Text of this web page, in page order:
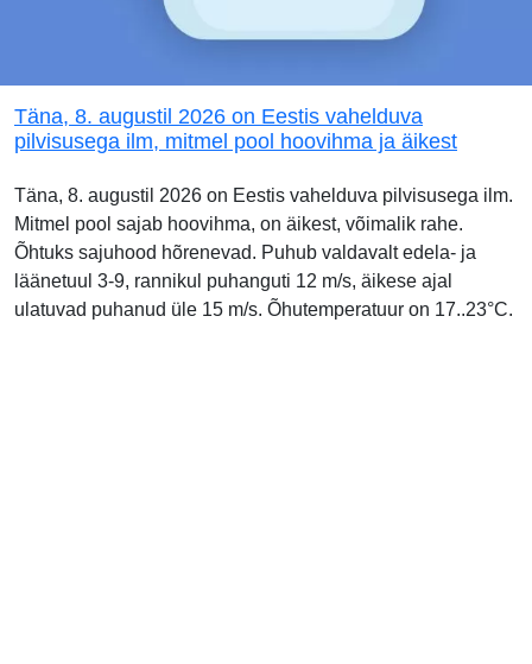
Täna, 8. augustil 2026 on Eestis vahelduva
pilvisusega ilm, mitmel pool hoovihma ja äikest
Täna, 8. augustil 2026 on Eestis vahelduva pilvisusega ilm.
Mitmel pool sajab hoovihma, on äikest, võimalik rahe.
Õhtuks sajuhood hõrenevad. Puhub valdavalt edela- ja
läänetuul 3-9, rannikul puhanguti 12 m/s, äikese ajal
ulatuvad puhanud üle 15 m/s. Õhutemperatuur on 17..23°C.